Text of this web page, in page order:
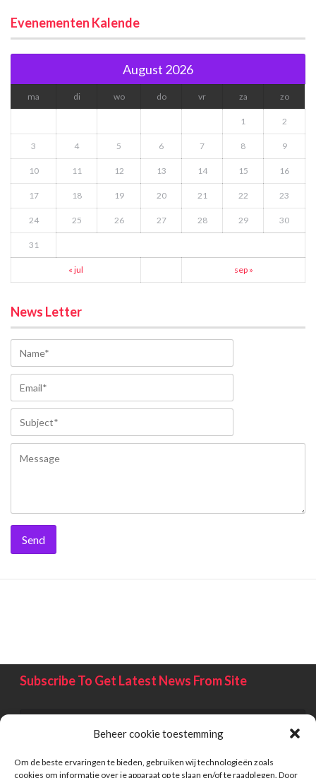
Beheer cookie toestemming
Om de beste ervaringen te bieden, gebruiken wij technologieën zoals
cookies om informatie over je apparaat op te slaan en/of te raadplegen. Door
Evenementen Kalende
August 2026
ma di wo do vr za zo
1 2
3 4 5 6 7 8 9
10 11 12 13 14 15 16
17 18 19 20 21 22 23
24 25 26 27 28 29 30
31
« jul sep »
News Letter
Subscribe To Get Latest News From Site